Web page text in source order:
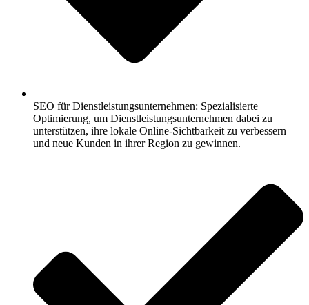
SEO für Dienstleistungsunternehmen: Spezialisierte
Optimierung, um Dienstleistungsunternehmen dabei zu
unterstützen, ihre lokale Online-Sichtbarkeit zu verbessern
und neue Kunden in ihrer Region zu gewinnen.